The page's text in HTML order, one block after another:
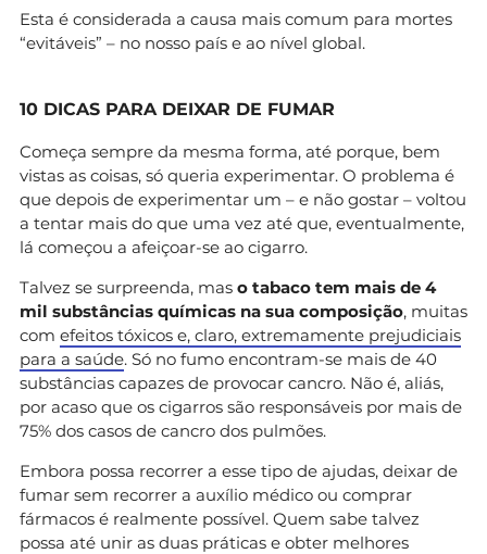
Esta é considerada a causa mais comum para mortes
“evitáveis” – no nosso país e ao nível global.
10 DICAS PARA DEIXAR DE FUMAR
Começa sempre da mesma forma, até porque, bem
vistas as coisas, só queria experimentar. O problema é
que depois de experimentar um – e não gostar – voltou
a tentar mais do que uma vez até que, eventualmente,
lá começou a afeiçoar-se ao cigarro.
Talvez se surpreenda, mas o tabaco tem mais de 4
mil substâncias químicas na sua composição, muitas
com efeitos tóxicos e, claro, extremamente prejudiciais
para a saúde. Só no fumo encontram-se mais de 40
substâncias capazes de provocar cancro. Não é, aliás,
por acaso que os cigarros são responsáveis por mais de
75% dos casos de cancro dos pulmões.
Embora possa recorrer a esse tipo de ajudas, deixar de
fumar sem recorrer a auxílio médico ou comprar
fármacos é realmente possível. Quem sabe talvez
possa até unir as duas práticas e obter melhores